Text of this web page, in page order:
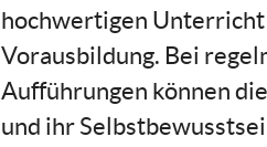
hochwertigen
Vorausbildung. Bei
Aufführungen können
und ihr